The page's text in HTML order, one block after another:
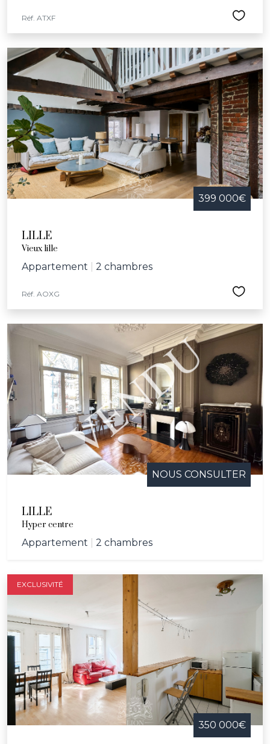
Réf. ATXF
399 000€
LILLE
Vieux lille
Appartement 2 chambres
Réf. AOXG
NOUS CONSULTER
LILLE
Hyper centre
Appartement 2 chambres
EXCLUSIVITÉ
350 000€